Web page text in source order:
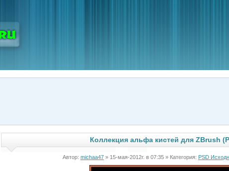
Коллекция альфа кистей для ZBrush
Автор: michaa47 » 15-мая-2012г. в 07:35 » Категория: PSD